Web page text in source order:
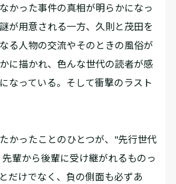
かった事件の真相が明らかになっ
が用意される一方、久則と茂田を
る人物の交流やそのときの風俗が
に描かれ、色んな世代の読者が感
なっている。そして衝撃のラスト
かったことのひとつが、"先行世代
輩から後輩に受け継がれるものっ
だけでなく、負の側面も必ずあ